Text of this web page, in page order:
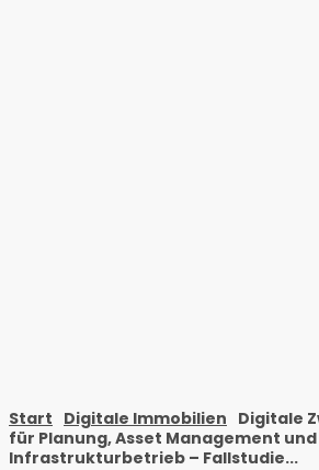
Start Digitale Immobilien Digitale
für Planung, Asset Management und
Infrastrukturbetrieb – Fallstudie...